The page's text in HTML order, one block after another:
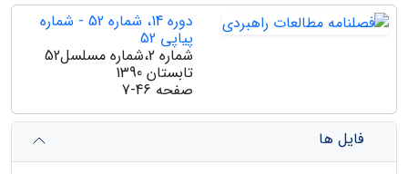
دوره 14، شماره 52 - شماره
پیاپی 52
شماره 2،شماره مسلسل52
تابستان 1390
صفحه 7-46
فایل ها